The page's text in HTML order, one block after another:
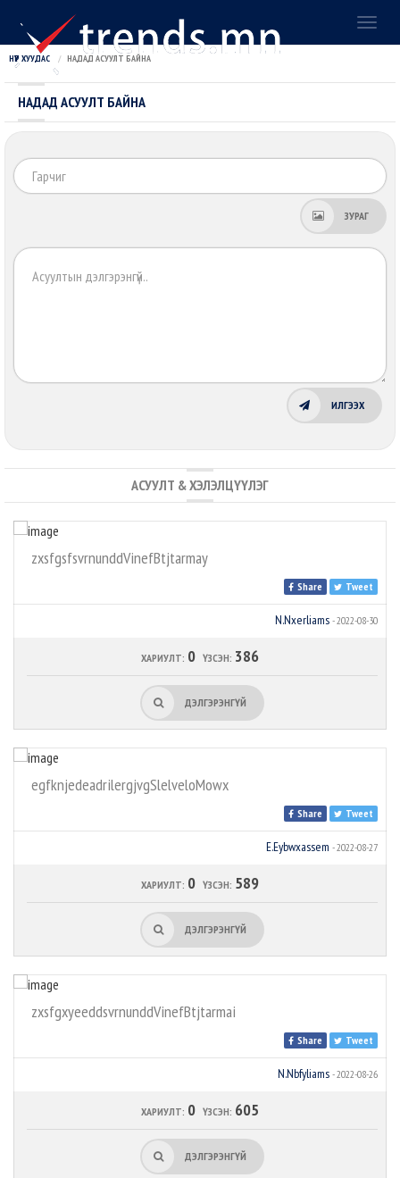
НҮҮР ХУУДАС НАДАД АСУУЛТ БАЙНА
НАДАД АСУУЛТ БАЙНА
ЗУРАГ
ИЛГЭЭХ
АСУУЛТ & ХЭЛЭЛЦҮҮЛЭГ
zxsfgsfsvrnunddVinefBtjtarmay
Share Tweet
N.Nxerliams - 2022-08-30
ХАРИУЛТ: 0 ҮЗСЭН: 386
ДЭЛГЭРЭНГҮЙ
egfknjedeadrilergjvgSlelveloMowx
Share Tweet
E.Eybwxassem - 2022-08-27
ХАРИУЛТ: 0 ҮЗСЭН: 589
ДЭЛГЭРЭНГҮЙ
zxsfgxyeeddsvrnunddVinefBtjtarmai
Share Tweet
N.Nbfyliams - 2022-08-26
ХАРИУЛТ: 0 ҮЗСЭН: 605
ДЭЛГЭРЭНГҮЙ